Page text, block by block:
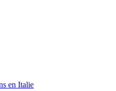
en Italie